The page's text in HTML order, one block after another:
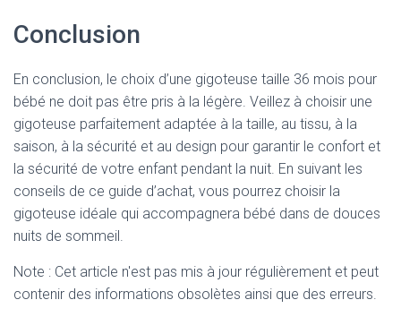
Conclusion
En conclusion, le choix d’une gigoteuse taille 36 mois pour
bébé ne doit pas être pris à la légère. Veillez à choisir une
gigoteuse parfaitement adaptée à la taille, au tissu, à la
saison, à la sécurité et au design pour garantir le confort et
la sécurité de votre enfant pendant la nuit. En suivant les
conseils de ce guide d’achat, vous pourrez choisir la
gigoteuse idéale qui accompagnera bébé dans de douces
nuits de sommeil.
Note : Cet article n'est pas mis à jour régulièrement et peut
contenir des informations obsolètes ainsi que des erreurs.